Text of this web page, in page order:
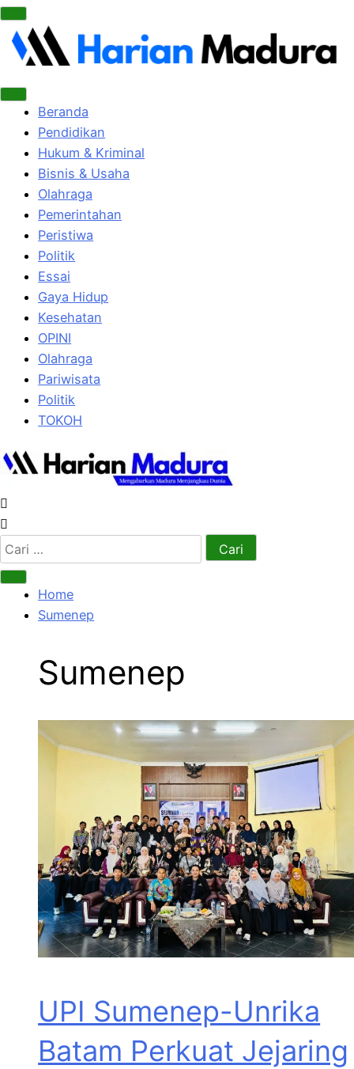
Beranda
Pendidikan
Hukum & Kriminal
Bisnis & Usaha
Olahraga
Pemerintahan
Peristiwa
Politik
Essai
Gaya Hidup
Kesehatan
OPINI
Olahraga
Pariwisata
Politik
TOKOH
Cari
untuk:
Home
Sumenep
Sumenep
UPI Sumenep-Unrika
Batam Perkuat Jejaring